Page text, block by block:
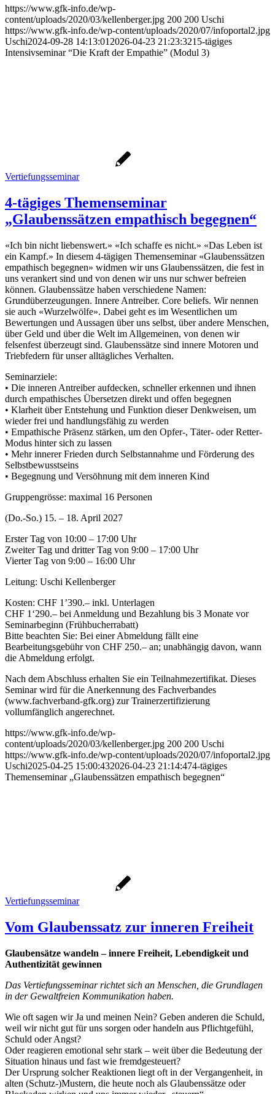
https://www.gfk-info.de/wp-
content/uploads/2020/03/kellenberger.jpg 200 200 Uschi
https://www.gfk-info.de/wp-content/uploads/2020/07/infoportal2.jpg
Uschi2024-09-28 14:13:01 2026-04-23 21:23:3215-tägiges
Intensivseminar “Die Kraft der Empathie” (Modul 3)
Vertiefungsseminar
4-tägiges Themenseminar
„Glaubenssätzen empathisch begegnen“
«Ich bin nicht liebenswert.» «Ich schaffe es nicht.» «Das Leben ist
ein Kampf.» In diesem 4-tägigen Themenseminar «Glaubenssätzen
empathisch begegnen» widmen wir uns Glaubenssätzen, die fest in
uns verankert sind und von denen wir uns nur schwer befreien
können. Glaubenssätze haben verschiedene Namen:
Grundüberzeugungen. Innere Antreiber. Core beliefs. Wir nennen
sie auch «Wurzelwölfe». Dabei geht es im Wesentlichen um
Bewertungen und Aussagen über uns selbst, über andere Menschen,
über Geld und über die Welt im Allgemeinen, von denen wir
felsenfest überzeugt sind. Glaubenssätze sind innere Motoren und
Triebfedern für unser alltägliches Verhalten.
Seminarziele:
• Die inneren Antreiber aufdecken, schneller erkennen und ihnen
durch empathisches Übersetzen direkt und offen begegnen
• Klarheit über Entstehung und Funktion dieser Denkweisen, um
wieder frei und handlungsfähig zu werden
• Empathische Präsenz stärken, um den Opfer-, Täter- oder Retter-
Modus hinter sich zu lassen
• Mehr innerer Frieden durch Selbstannahme und Förderung des
Selbstbewusstseins
• Begegnung und Versöhnung mit dem inneren Kind
Gruppengrösse: maximal 16 Personen
(Do.-So.) 15. – 18. April 2027
Erster Tag von 10:00 – 17:00 Uhr
Zweiter Tag und dritter Tag von 9:00 – 17:00 Uhr
Vierter Tag von 9:00 – 16:00 Uhr
Leitung: Uschi Kellenberger
Kosten: CHF 1’390.– inkl. Unterlagen
CHF 1‘290.– bei Anmeldung und Bezahlung bis 3 Monate vor
Seminarbeginn (Frühbucherrabatt)
Bitte beachten Sie: Bei einer Abmeldung fällt eine
Bearbeitungsgebühr von CHF 250.– an; unabhängig davon, wann
die Abmeldung erfolgt.
Nach dem Abschluss erhalten Sie ein Teilnahmezertifikat. Dieses
Seminar wird für die Anerkennung des Fachverbandes
(www.fachverband-gfk.org) zur Trainerzertifizierung
vollumfänglich angerechnet.
https://www.gfk-info.de/wp-
content/uploads/2020/03/kellenberger.jpg 200 200 Uschi
https://www.gfk-info.de/wp-content/uploads/2020/07/infoportal2.jpg
Uschi2025-04-25 15:00:432026-04-23 21:14:474-tägiges
Themenseminar „Glaubenssätzen empathisch begegnen“
Vertiefungsseminar
Vom Glaubenssatz zur inneren Freiheit
Glaubensätze wandeln – innere Freiheit, Lebendigkeit und
Authentizität gewinnen
Das Vertiefungsseminar richtet sich an Menschen, die Grundlagen
in der Gewaltfreien Kommunikation haben.
Wie oft sagen wir Ja und meinen Nein? Geben anderen die Schuld,
weil wir nicht gut für uns sorgen oder handeln aus Pflichtgefühl,
Schuld oder Angst?
Oder reagieren emotional sehr stark – weit über die Bedeutung der
Situation hinaus und fast wie fremdgesteuert?
Der Ursprung solcher Reaktionen liegt oft in der Vergangenheit, in
alten (Schutz-)Mustern, die heute noch als Glaubenssätze oder